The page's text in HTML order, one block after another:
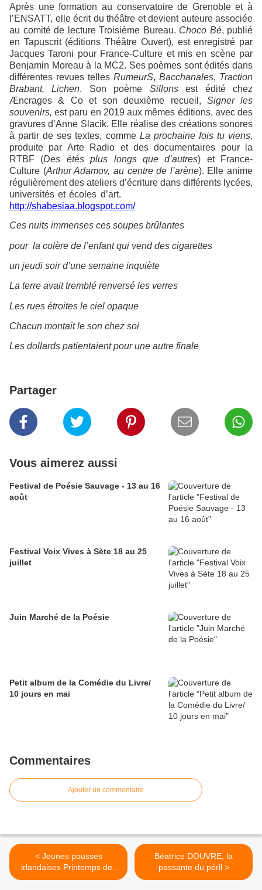
Après une formation au conservatoire de Grenoble et à
l’ENSATT, elle écrit du théâtre et devient auteure associée
au comité de lecture Troisième Bureau. Choco Bé, publié
en Tapuscrit (éditions Théâtre Ouvert), est enregistré par
Jacques Taroni pour France-Culture et mis en scène par
Benjamin Moreau à la MC2. Ses poèmes sont édités dans
différentes revues telles RumeurS, Bacchanales, Traction
Brabant, Lichen. Son poème Sillonsest édité chez
Æncrages & Co et son deuxième recueil, Signer les
souvenirs,est paru en 2019 aux mêmes éditions, avec des
gravures d’Anne Slacik. Elle réalise des créations sonores
à partir de ses textes, commeLa prochaine fois tu viens,
produite par Arte Radio et des documentaires pour la
RTBF (Des étés plus longs que d’autres) et France-
Culture (Arthur Adamov, au centre de l’arène). Elle anime
régulièrement des ateliers d’écriture dans différents lycées,
universités et écoles d’art.
http://shabesiaa.blogspot.com/
Ces nuits immenses ces soupes brûlantes
pour la colère de l’enfant qui vend des cigarettes
un jeudi soir d’une semaine inquiète
La terre avait tremblé renversé les verres
Les rues étroites le ciel opaque
Chacun montait le son chez soi
Les dollards patientaient pour une autre finale
Partager
Vous aimerez aussi
Festival de Poésie Sauvage - 13 au 16
août
Festival Voix Vives à Sète 18 au 25
juillet
Juin Marché de la Poésie
Petit album de la Comédie du Livre/
10 jours en mai
Commentaires
Ajouter un commentaire
< Jeunes pousses
irlandaises Printemps des
Poètes 11 mars
Béatrice DOUVRE, la
passante du péril >